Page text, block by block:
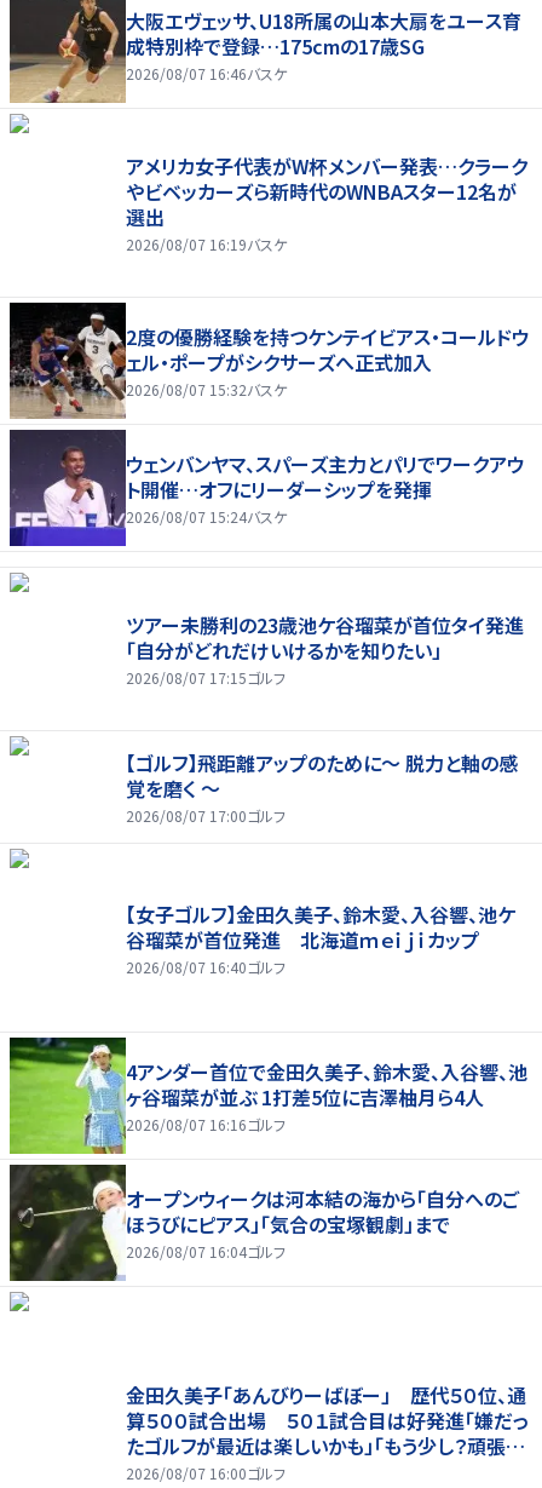
大阪エヴェッサ、U18所属の山本大扇をユース育
成特別枠で登録…175cmの17歳SG
2026/08/07 16:46バスケ
アメリカ女子代表がW杯メンバー発表…クラーク
やビベッカーズら新時代のWNBAスター12名が
選出
2026/08/07 16:19バスケ
2度の優勝経験を持つケンテイビアス・コールドウ
ェル・ポープがシクサーズへ正式加入
2026/08/07 15:32バスケ
ウェンバンヤマ、スパーズ主力とパリでワークアウ
ト開催…オフにリーダーシップを発揮
2026/08/07 15:24バスケ
ツアー未勝利の23歳池ケ谷瑠菜が首位タイ発進
「自分がどれだけいけるかを知りたい」
2026/08/07 17:15ゴルフ
【ゴルフ】飛距離アップのために～ 脱力と軸の感
覚を磨く ～
2026/08/07 17:00ゴルフ
【女子ゴルフ】金田久美子、鈴木愛、入谷響、池ケ
谷瑠菜が首位発進 北海道ｍｅｉｊｉカップ
2026/08/07 16:40ゴルフ
4アンダー首位で金田久美子、鈴木愛、入谷響、池
ヶ谷瑠菜が並ぶ 1打差5位に吉澤柚月ら4人
2026/08/07 16:16ゴルフ
オープンウィークは河本結の海から「自分へのご
ほうびにピアス」「気合の宝塚観劇」まで
2026/08/07 16:04ゴルフ
金田久美子「あんびりーばぼー」 歴代５０位、通
算５００試合出場 ５０１試合目は好発進「嫌だっ
たゴルフが最近は楽しいかも」「もう少し？頑張り
たいな」
2026/08/07 16:00ゴルフ